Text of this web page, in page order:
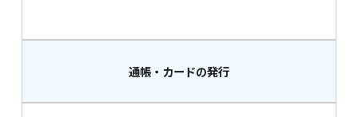
通帳・カードの発行